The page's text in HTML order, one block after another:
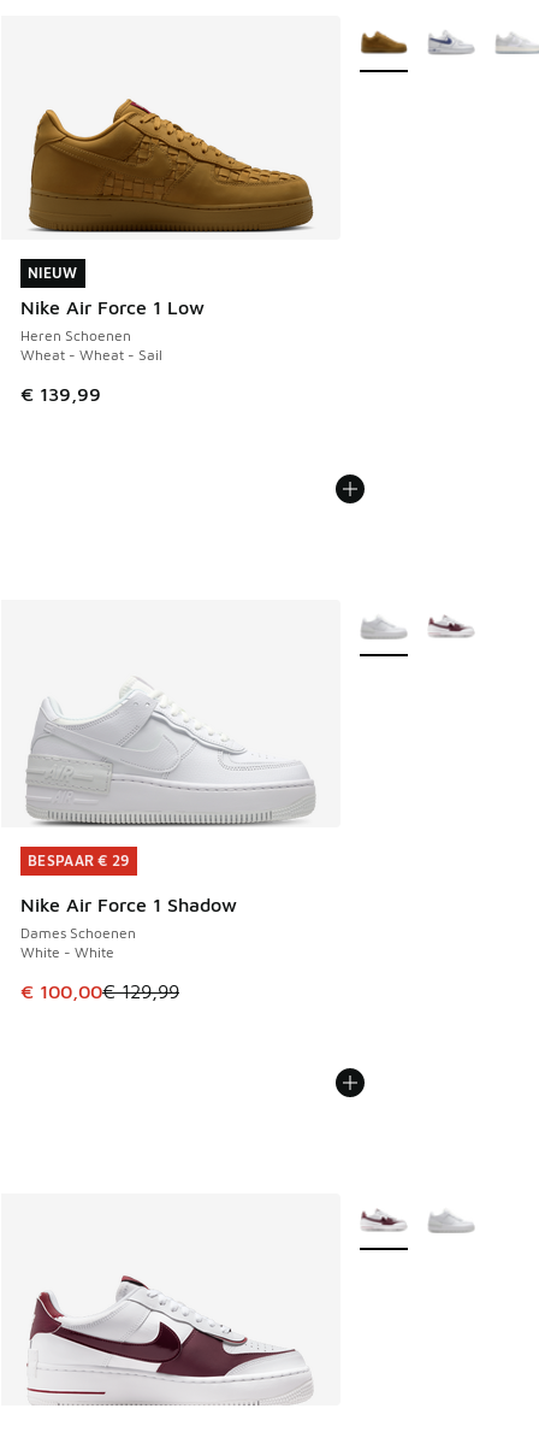
NIEUW
Nike Air Force 1 Low
Heren Schoenen
Wheat - Wheat - Sail
€ 139,99
NIEUW
Meer kleuren
BESPAAR € 29
Nike Air Force 1 Shadow
Dames Schoenen
White - White
Dit artikel is in de uitverkoop. Dit artikel is in de
€ 100,00€ 129,99
BESPAAR € 29
Meer kleuren
Meer kleuren